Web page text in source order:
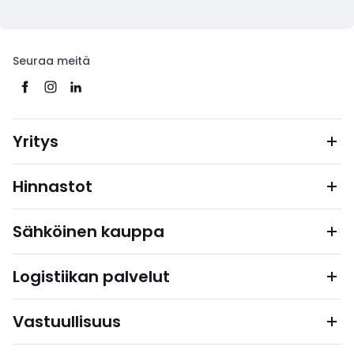
Seuraa meitä
Yritys
Hinnastot
Sähköinen kauppa
Logistiikan palvelut
Vastuullisuus